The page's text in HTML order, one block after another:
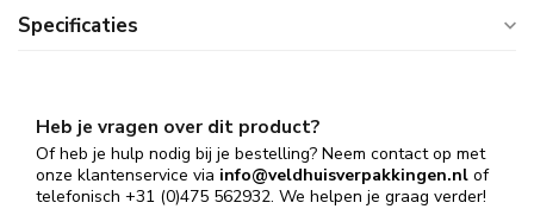
Specificaties
Heb je vragen over dit product?
Of heb je hulp nodig bij je bestelling? Neem contact op met
onze klantenservice via info@veldhuisverpakkingen.nl of
telefonisch +31 (0)475 562932. We helpen je graag verder!